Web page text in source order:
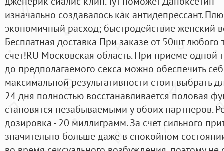
изначально создавалось как антидепрессант.
экономичный расход; быстродействие женский
Бесплатная доставка При заказе от 50шт любого
счет!RU Московская область. При приеме одной
до предполагаемого секса можно обеспечить
максимальной результативности стоит выбрать
24 дня полностью восстанавливается половая
становятся незабываемыми у обоих партнеров.
дозировка - 20 миллиграмм. За счет сильного
значительно больше даже в спокойном